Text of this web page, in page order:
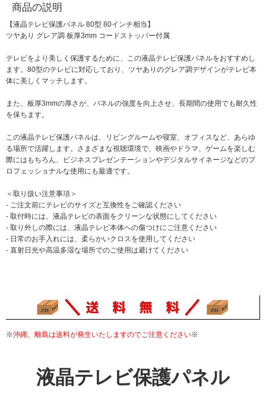
商品の説明
【液晶テレビ保護パネル 80型 80インチ相当】
ツヤあり グレア調 板厚3mm コードストッパー付属
テレビをより美しく保護するために、この液晶テレビ保護パネルをおすすめし
ます。80型のテレビに対応しており、ツヤありのグレア調デザインがテレビ本
体に美しくマッチします。
また、板厚3mmの厚さが、パネルの強度を向上させ、長期間の使用でも耐久性
を保ちます。
この液晶テレビ保護パネルは、リビングルームや寝室、オフィスなど、あらゆ
る場所で活躍します。さまざまな視聴環境で、映画やドラマ、ゲームを楽しむ
際にはもちろん、ビジネスプレゼンテーションやデジタルサイネージなどのプ
ロフェッショナルな使用にも最適です。
＜取り扱い注意事項＞
- ご注文前にテレビのサイズと互換性をご確認ください
- 取付時には、液晶テレビの表面をクリーンな状態にしてください
- 取り外しの際には、液晶テレビ本体への傷つけにご注意ください
- 日常のお手入れには、柔らかいクロスを使用してください
- 直射日光や高温多湿な場所でのご使用は避けてください
※沖縄、離島は送料が発生いたしますのでご注意ください※
液晶テレビ保護パネル